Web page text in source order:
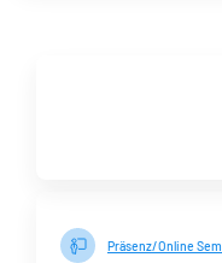
Präsenz/Online